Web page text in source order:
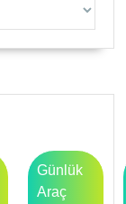
Günlük
Araç